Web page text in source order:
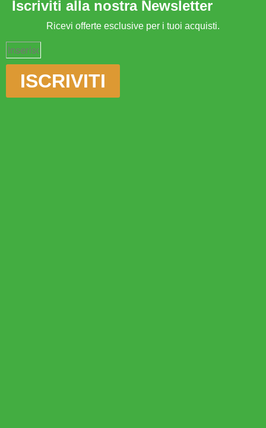
Iscriviti alla nostra Newsletter
Ricevi offerte esclusive per i tuoi acquisti.
ISCRIVITI